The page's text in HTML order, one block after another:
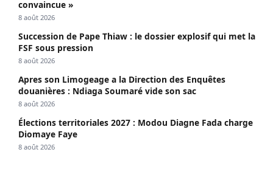
convaincue »
8 août 2026
Succession de Pape Thiaw : le dossier explosif qui met la
FSF sous pression
8 août 2026
Apres son Limogeage a la Direction des Enquêtes
douanières : Ndiaga Soumaré vide son sac
8 août 2026
Élections territoriales 2027 : Modou Diagne Fada charge
Diomaye Faye
8 août 2026